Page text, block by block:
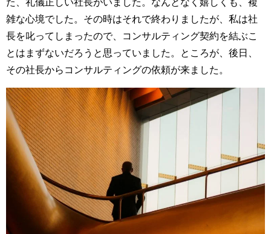
雑な心境でした。その時はそれで終わりましたが、私は社
長を叱ってしまったので、コンサルティング契約を結ぶこ
とはまずないだろうと思っていました。ところが、後日、
その社長からコンサルティングの依頼が来ました。